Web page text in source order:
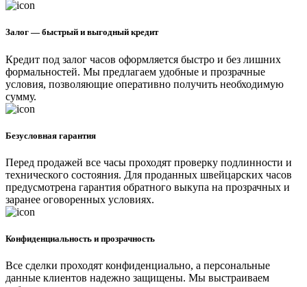
Залог — быстрый и выгодный кредит
Кредит под залог часов оформляется быстро и без лишних
формальностей. Мы предлагаем удобные и прозрачные
условия, позволяющие оперативно получить необходимую
сумму.
Безусловная гарантия
Перед продажей все часы проходят проверку подлинности и
технического состояния. Для проданных швейцарских часов
предусмотрена гарантия обратного выкупа на прозрачных и
заранее оговоренных условиях.
Конфиденциальность и прозрачность
Все сделки проходят конфиденциально, а персональные
данные клиентов надежно защищены. Мы выстраиваем